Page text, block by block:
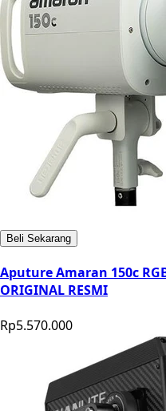
Beli Sekarang
Aputure Amaran 150c
ORIGINAL RESMI
Rp5.570.000